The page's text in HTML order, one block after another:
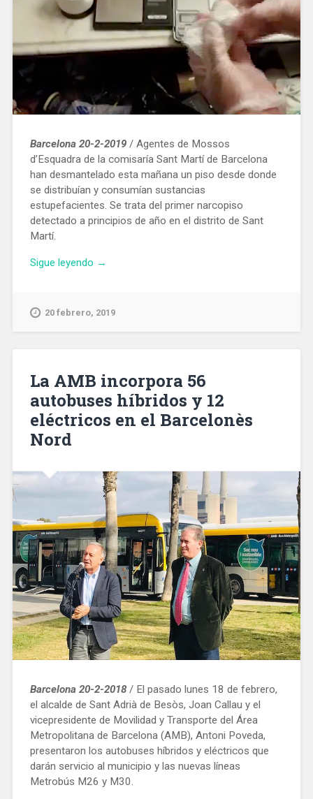
Barcelona 20-2-2019/ Agentes de Mossos
d’Esquadra de la comisaría Sant Martí de Barcelona
han desmantelado esta mañana un piso desde donde
se distribuían y consumían sustancias
estupefacientes. Se trata del primer narcopiso
detectado a principios de año en el distrito de Sant
Martí.
Sigue leyendo «Los
el
el
distrito
de
→
20 febrero, 2019
La AMB incorpora 56
autobuses híbridos y 12
eléctricos en el Barcelonès
Nord
Barcelona 20-2-2018/ El pasado lunes 18 de febrero,
el alcalde de Sant Adrià de Besòs, Joan Callau y el
vicepresidente de Movilidad y Transporte del Área
Metropolitana de Barcelona (AMB), Antoni Poveda,
presentaron los autobuses híbridos y eléctricos que
darán servicio al municipio y las nuevas líneas
Metrobús M26 y M30.